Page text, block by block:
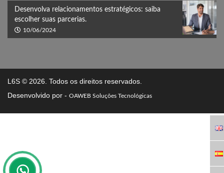
Desenvolva relacionamentos estratégicos: saiba
escolher suas parcerias.
10/06/2024
L6S © 2026. Todos os direitos reservados.
Desenvolvido por - OAWEB Soluções Tecnológicas